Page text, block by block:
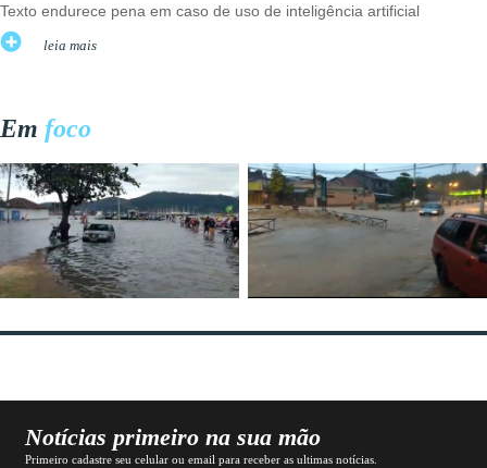
Texto endurece pena em caso de uso de inteligência artificial
leia mais
Em foco
Notícias primeiro na sua mão
Primeiro cadastre seu celular ou email para receber as ultimas notícias.